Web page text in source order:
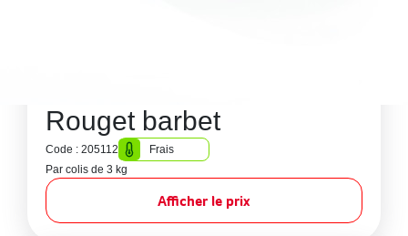
Rouget barbet
Code : 205112
Frais
Par colis de 3 kg
Afficher le prix